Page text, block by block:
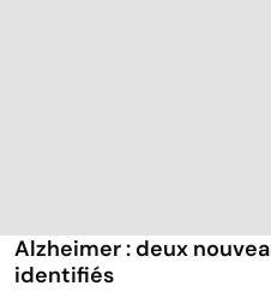
Alzheimer : deux
identifiés